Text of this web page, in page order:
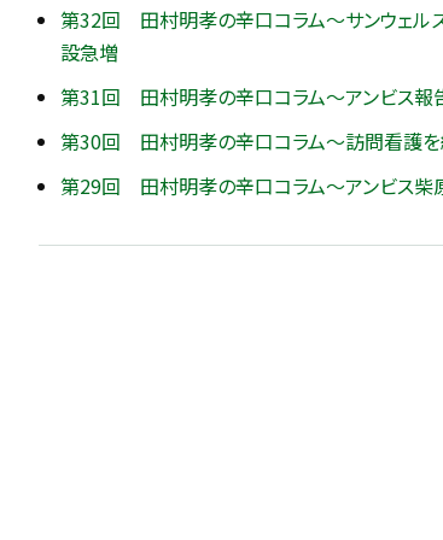
第32回 田村明孝の辛口コラム～サンウェル
設急増
第31回 田村明孝の辛口コラム～アンビス報
第30回 田村明孝の辛口コラム～訪問看護を
第29回 田村明孝の辛口コラム～アンビス柴